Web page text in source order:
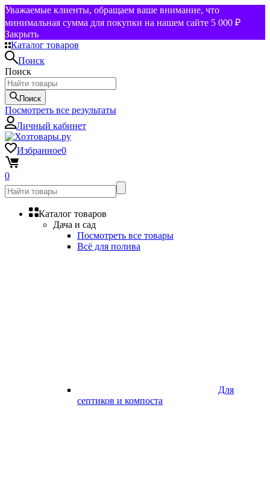
Уважаемые клиенты, обращаем ваше внимание, что
минимальная сумма для покупки на нашем сайте 5 000 ₽
Закрыть
Каталог товаров
Поиск
Поиск
Поиск
Посмотреть все результаты
Личный кабинет
Избранное0
0
Каталог товаров
Дача и сад
Посмотреть все товары
Всё для полива
Для
септиков и компоста